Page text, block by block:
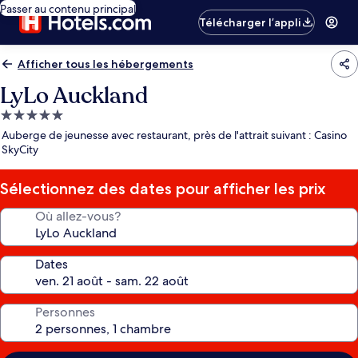
Passer au contenu principal
Télécharger l’appli
Afficher tous les hébergements
LyLo Auckland
Hébergement
5.0 étoiles
Auberge de jeunesse avec restaurant, près de l'attrait suivant : Casino
SkyCity
Sélectionnez des dates pour afficher les prix
Où allez-vous?
Dates
Personnes